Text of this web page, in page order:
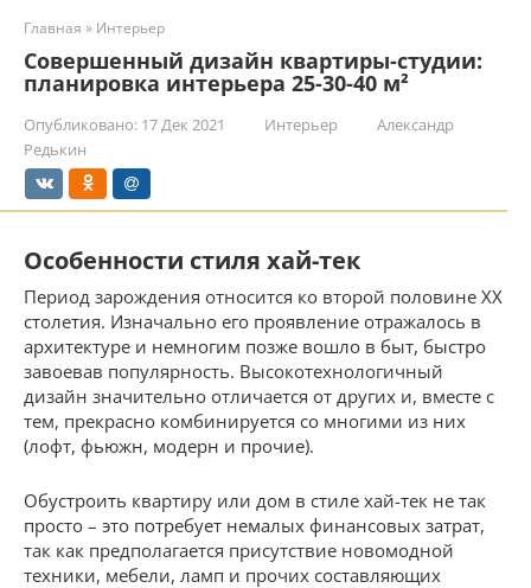
Главная » Интерьер
Совершенный дизайн квартиры-студии:
планировка интерьера 25-30-40 м²
Опубликовано: 17 Дек 2021 Интерьер
Александр
Редькин
Особенности стиля хай-тек
Период зарождения относится ко второй половине XX
столетия. Изначально его проявление отражалось в
архитектуре и немногим позже вошло в быт, быстро
завоевав популярность. Высокотехнологичный
дизайн значительно отличается от других и, вместе с
тем, прекрасно комбинируется со многими из них
(лофт, фьюжн, модерн и прочие).
Обустроить квартиру или дом в стиле хай-тек не так
просто – это потребует немалых финансовых затрат,
так как предполагается присутствие новомодной
техники, мебели, ламп и прочих составляющих